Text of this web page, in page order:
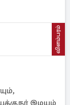
விளம்பரம்
இமயம்